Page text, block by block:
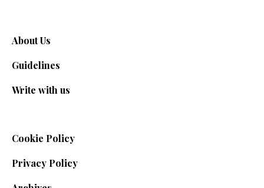
About Us
Guidelines
Write with us
Cookie Policy
Privacy Policy